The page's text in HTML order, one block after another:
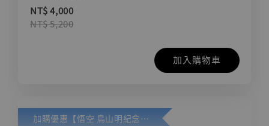
NT$ 4,000
NT$ 5,200
加入購物車
加購優惠【悟空 鳥山明紀念款 [奇蹟工作室]】